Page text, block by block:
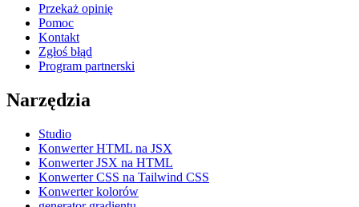
Przekaż opinię
Pomoc
Kontakt
Zgłoś błąd
Program partnerski
Narzędzia
Studio
Konwerter HTML na JSX
Konwerter JSX na HTML
Konwerter CSS na Tailwind CSS
Konwerter kolorów